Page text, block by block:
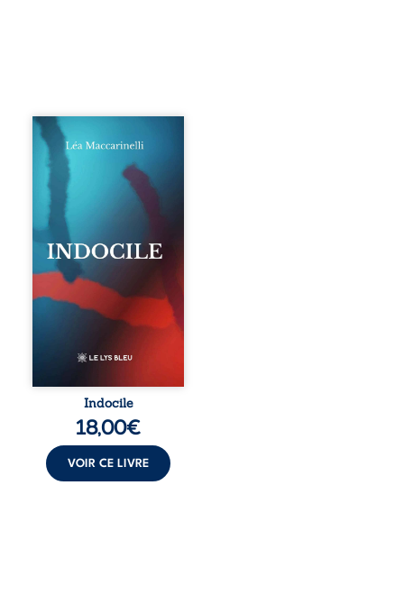
Quatre parties.
Quatre refus.
Quatre visages
d’une existence en
friction. Entre les
silences qu’on ne
déchiffre pas, les
amours qu’on
dérange, les corps
qu’on administre
et les liens qu’on
sabote, cet
ouvrage parle à
vivent trop fort,
trop vrai, trop tôt.
traversée. Une
langue nue. Une
insurrection
calme. Une
déclaration
d’existence pour ...
Indocile
18,00€
VOIR CE LIVRE